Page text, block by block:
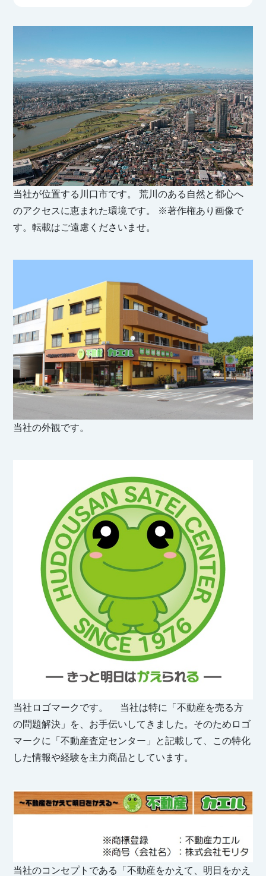
当社が位置する川口市です。 荒川のある自然と都心へ
のアクセスに恵まれた環境です。 ※著作権あり画像で
す。転載はご遠慮くださいませ。
当社の外観です。
当社ロゴマークです。 当社は特に「不動産を売る方
の問題解決」を、お手伝いしてきました。そのためロゴ
マークに「不動産査定センター」と記載して、この特化
した情報や経験を主力商品としています。
当社のコンセプトである「不動産をかえて、明日をかえ